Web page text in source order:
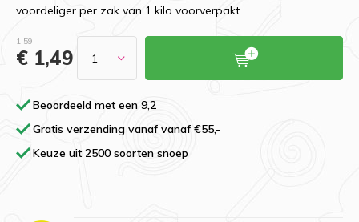
voordeliger per zak van 1 kilo voorverpakt.
1,59
€ 1,49
Beoordeeld met een 9,2
Gratis verzending vanaf vanaf €55,-
Keuze uit 2500 soorten snoep